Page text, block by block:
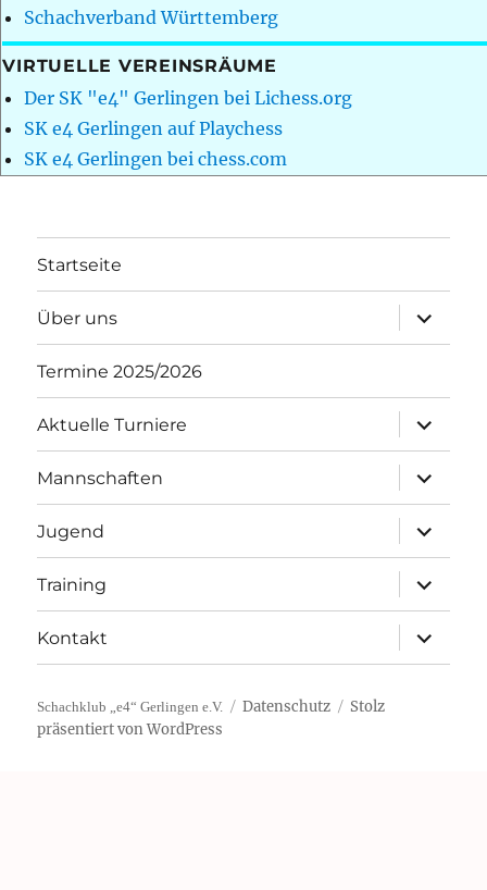
Schachverband Württemberg
VIRTUELLE VEREINSRÄUME
Der SK "e4" Gerlingen bei Lichess.org
SK e4 Gerlingen auf Playchess
SK e4 Gerlingen bei chess.com
Startseite
Über uns
öffnen
Termine 2025/2026
Aktuelle Turniere
öffnen
Mannschaften
öffnen
Jugend
öffnen
Training
öffnen
Kontakt
öffnen
Schachklub „e4“ Gerlingen e.V. Datenschutz
Stolz
präsentiert von WordPress